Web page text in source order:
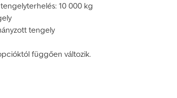
10 000 kg
tengely
függően változik.